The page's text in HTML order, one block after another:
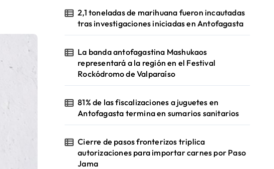
2,1 toneladas de marihuana fueron incautadas
tras investigaciones iniciadas en Antofagasta
La banda antofagastina Mashukaos
representará a la región en el Festival
Rockódromo de Valparaíso
81% de las fiscalizaciones a juguetes en
Antofagasta termina en sumarios sanitarios
Cierre de pasos fronterizos triplica
autorizaciones para importar carnes por Paso
Jama